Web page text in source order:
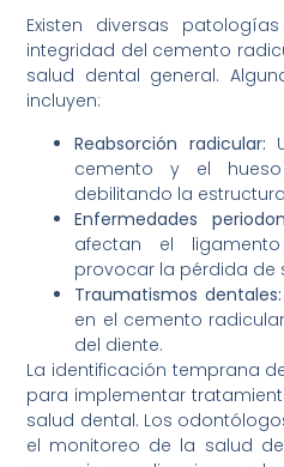
Existen diversas
integridad del cemento
salud dental general.
incluyen:
Reabsorción radicular:
cemento y el
debilitando la
Enfermedades
afectan el
provocar la pérdida de
Traumatismos dentales:
en el cemento
del diente.
La identificación temprana
para implementar
salud dental. Los
el monitoreo de la salud